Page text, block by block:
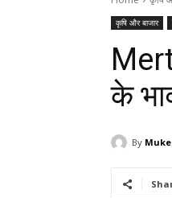
कृषि और बाजार
के
By